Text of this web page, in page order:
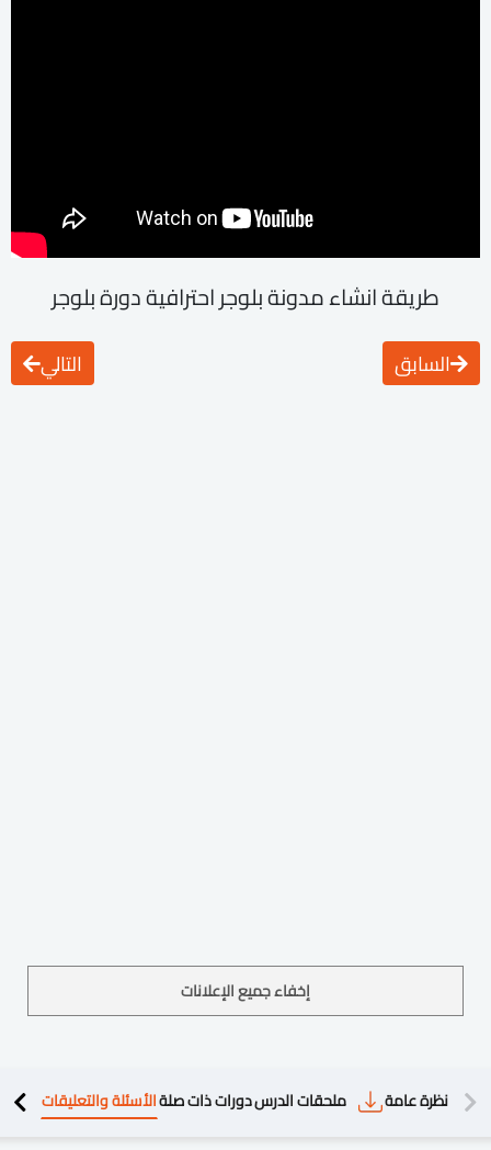
طريقة انشاء مدونة بلوجر احترافية دورة بلوجر
السابق التالي
إخفاء جميع الإعلانات
نظرة عامة ملحقات الدرسدورات ذات صلةالأسئلة والتعليقات